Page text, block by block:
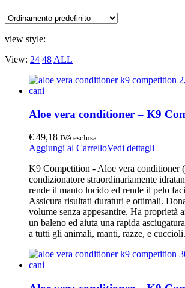
view style:
View: 24 48 ALL
Aloe vera conditioner – K9
€ 49,18 IVA esclusa
Aggiungi al CarrelloVedi dettagli
K9 Competition - Aloe vera conditioner
condizionatore straordinariamente
rende il manto lucido ed rende il pelo
Assicura risultati duraturi e ottimali.
volume senza appesantire. Ha proprietà
un baleno ed aiuta una rapida
a tutti gli animali, manti, razze, e